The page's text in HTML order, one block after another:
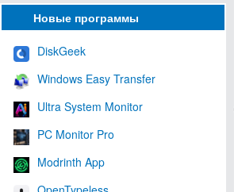
Новые программы
DiskGeek
Windows Easy Transfer
Ultra System Monitor
PC Monitor Pro
Modrinth App